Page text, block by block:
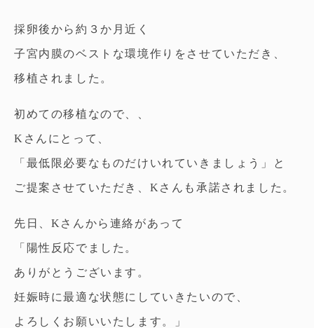
採卵後から約３か月近く
子宮内膜のベストな環境作りをさせていただき、
移植されました。
初めての移植なので、、
Kさんにとって、
「最低限必要なものだけいれていきましょう」と
ご提案させていただき、Kさんも承諾されました。
先日、Kさんから連絡があって
「陽性反応でました。
ありがとうございます。
妊娠時に最適な状態にしていきたいので、
よろしくお願いいたします。」